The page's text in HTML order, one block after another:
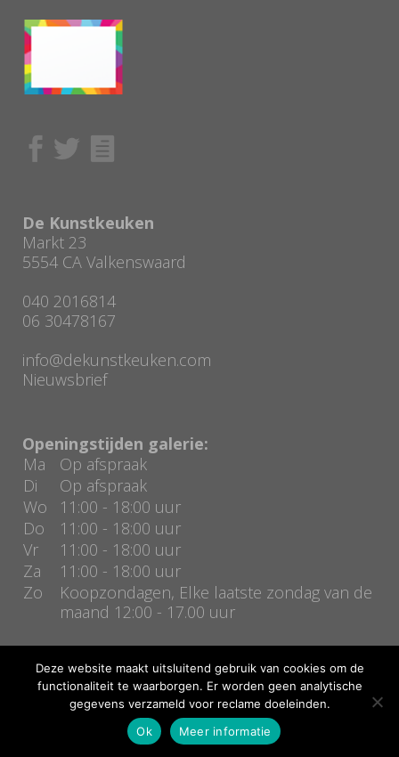
De Kunstkeuken
Markt 23
5554 CA Valkenswaard
040 2016814
06 30478167
info@dekunstkeuken.com
Nieuwsbrief
Openingstijden galerie:
Ma
Op afspraak
Di
Op afspraak
Wo
11:00 - 18:00 uur
Do
11:00 - 18:00 uur
Vr
11:00 - 18:00 uur
Za
11:00 - 18:00 uur
Zo
Koopzondagen, Elke laatste zondag van de
maand 12:00 - 17.00 uur
Copyright De kunstkeuken | Realisatie door
Deze website maakt uitsluitend gebruik van cookies om de
functionaliteit te waarborgen. Er worden geen analytische
gegevens verzameld voor reclame doeleinden.
Ok
Meer informatie